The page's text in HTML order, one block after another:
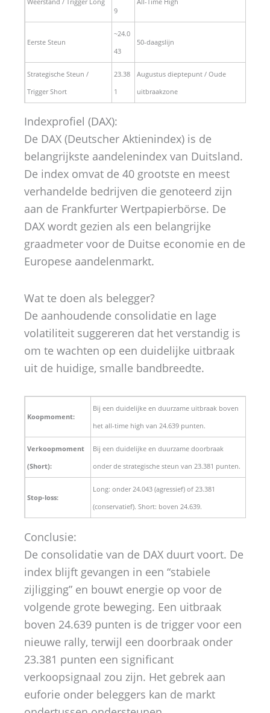
9
Eerste Steun
~24.0
43
50-daagslijn
Strategische Steun /
Trigger Short
23.38
1
Augustus dieptepunt / Oude
uitbraakzone
Indexprofiel (DAX):
De DAX (Deutscher Aktienindex) is de
belangrijkste aandelenindex van Duitsland.
De index omvat de 40 grootste en meest
verhandelde bedrijven die genoteerd zijn
aan de Frankfurter Wertpapierbörse. De
DAX wordt gezien als een belangrijke
graadmeter voor de Duitse economie en de
Europese aandelenmarkt.
Wat te doen als belegger?
De aanhoudende consolidatie en lage
volatiliteit suggereren dat het verstandig is
om te wachten op een duidelijke uitbraak
uit de huidige, smalle bandbreedte.
Koopmoment:
Bij een duidelijke en duurzame uitbraak boven
het all-time high van 24.639 punten.
Verkoopmoment
(Short):
Bij een duidelijke en duurzame doorbraak
onder de strategische steun van 23.381 punten.
Stop-loss:
Long: onder 24.043 (agressief) of 23.381
(conservatief). Short: boven 24.639.
Conclusie:
De consolidatie van de DAX duurt voort. De
index blijft gevangen in een “stabiele
zijligging” en bouwt energie op voor de
volgende grote beweging. Een uitbraak
boven 24.639 punten is de trigger voor een
nieuwe rally, terwijl een doorbraak onder
23.381 punten een significant
verkoopsignaal zou zijn. Het gebrek aan
euforie onder beleggers kan de markt